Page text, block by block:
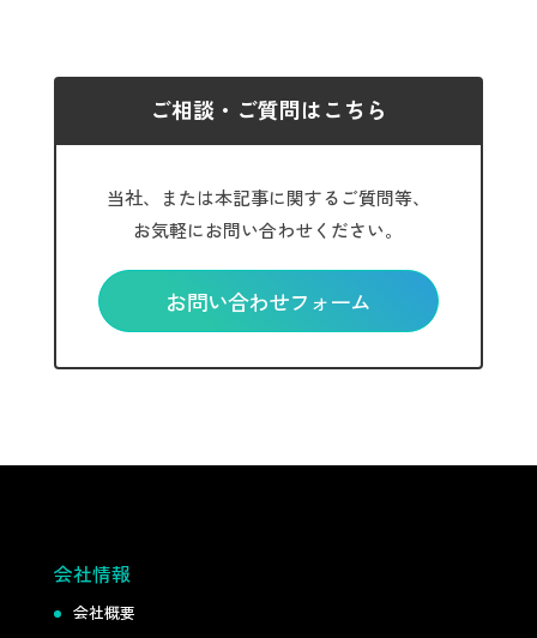
ご相談・ご質問はこちら
当社、または本記事に関するご質問等、
お気軽にお問い合わせください。
お問い合わせフォーム
会社情報
会社概要